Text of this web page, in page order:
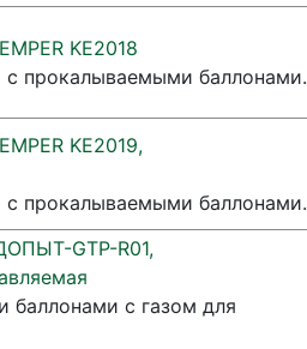
KE2018
с прокалываемыми баллонами.
KE2019,
с прокалываемыми баллонами.
GTP-R01,
баллонами с газом для